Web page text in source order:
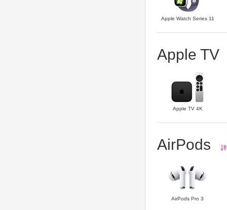
Apple Watch Series 11
Apple TV
Apple TV 4K
AirPods
AirPods Pro 3